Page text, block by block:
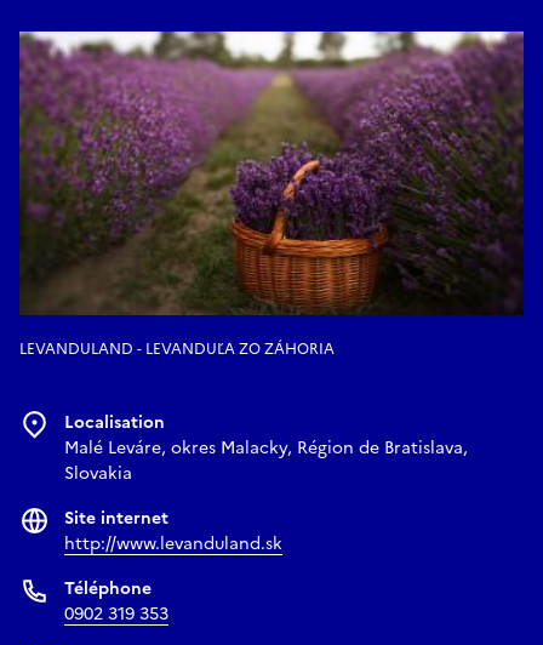
LEVANDULAND - LEVANDUĽA ZO ZÁHORIA
Localisation
Malé Leváre, okres Malacky, Région de Bratislava,
Slovakia
Site internet
http://www.levanduland.sk
Téléphone
0902 319 353